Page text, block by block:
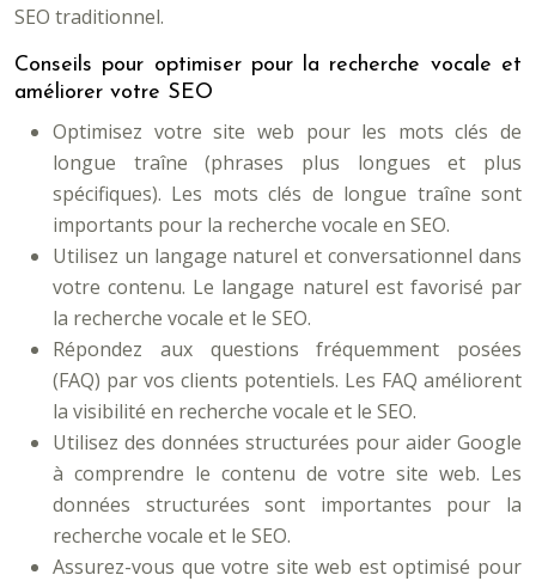
SEO traditionnel.
Conseils pour optimiser pour la recherche vocale et
améliorer votre SEO
Optimisez votre site web pour les mots clés de
longue traîne (phrases plus longues et plus
spécifiques). Les mots clés de longue traîne sont
importants pour la recherche vocale en SEO.
Utilisez un langage naturel et conversationnel dans
votre contenu. Le langage naturel est favorisé par
la recherche vocale et le SEO.
Répondez aux questions fréquemment posées
(FAQ) par vos clients potentiels. Les FAQ améliorent
la visibilité en recherche vocale et le SEO.
Utilisez des données structurées pour aider Google
à comprendre le contenu de votre site web. Les
données structurées sont importantes pour la
recherche vocale et le SEO.
Assurez-vous que votre site web est optimisé pour